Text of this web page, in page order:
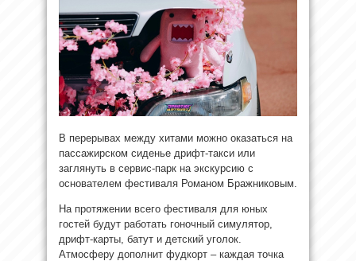
В перерывах между хитами можно оказаться на
пассажирском сиденье дрифт-такси или
заглянуть в сервис-парк на экскурсию с
основателем фестиваля Романом Бражниковым.
На протяжении всего фестиваля для юных
гостей будут работать гоночный симулятор,
дрифт-карты, батут и детский уголок.
Атмосферу дополнит фудкорт – каждая точка